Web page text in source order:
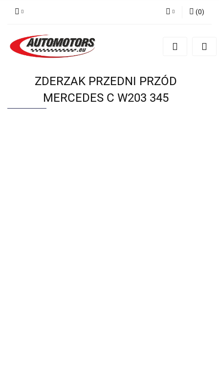
Zarejestruj się
(0)
ZDERZAK PRZEDNI PRZÓD
MERCEDES C W203 345